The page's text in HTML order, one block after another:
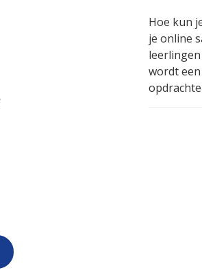
Hoe kun
je online
wordt